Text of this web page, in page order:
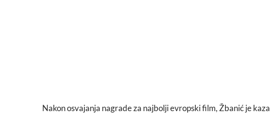
Nakon osvajanja nagrade za najbolji evropski film, Žbanić je